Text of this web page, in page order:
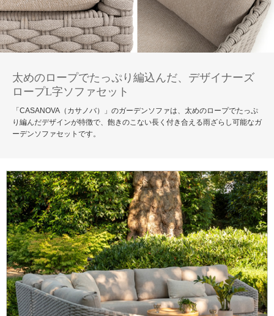
太めのロープでたっぷり編込んだ、デザイナーズ
ロープL字ソファセット
「CASANOVA（カサノバ）」のガーデンソファは、太めのロープでたっぷ
り編んだデザインが特徴で、飽きのこない長く付き合える雨ざらし可能なガ
ーデンソファセットです。